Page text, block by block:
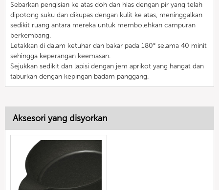
Sebarkan pengisian ke atas doh dan hias dengan pir yang telah
dipotong suku dan dikupas dengan kulit ke atas, meninggalkan
sedikit ruang antara mereka untuk membolehkan campuran
berkembang.
Letakkan di dalam ketuhar dan bakar pada 180° selama 40 minit
sehingga keperangan keemasan.
Sejukkan sedikit dan lapisi dengan jem aprikot yang hangat dan
taburkan dengan kepingan badam panggang.
Aksesori yang disyorkan